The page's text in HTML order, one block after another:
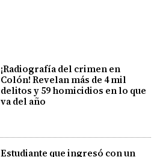
¡Radiografía del crimen en
Colón! Revelan más de 4 mil
delitos y 59 homicidios en lo que
va del año
Estudiante que ingresó con un